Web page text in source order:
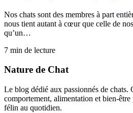
Nos chats sont des membres à part
nous tient autant à cœur que celle de
qu’un…
7 min de lecture
Nature de Chat
Le blog dédié aux passionnés de chats.
comportement, alimentation et bien-
félin au quotidien.